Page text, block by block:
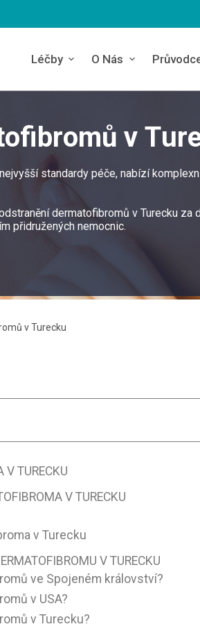
Léčby O Nás
v
standardy péče, nabízí
dermatofibromů v Turecku
přidružených nemocnic.
v Turecku
V TURECKU
V TURECKU
v Turecku
V TURECKU
ve Spojeném království?
v USA?
v Turecku?